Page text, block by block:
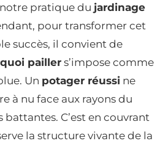
pratique du jardinage
pour transformer cet
succès, il convient de
pailler s’impose comme
Un potager réussi ne
à nu face aux rayons du
battantes. C’est en couvrant
la structure vivante de la